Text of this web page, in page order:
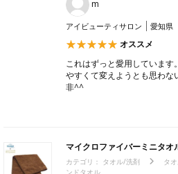
m
アイビューティサロン 愛知県
オススメ
これはずっと愛用していま
やすくて変えようとも思わな
非^^
マイクロファイバーミニタオ
カテゴリ： タオル/洗剤 タ
ンドタオル